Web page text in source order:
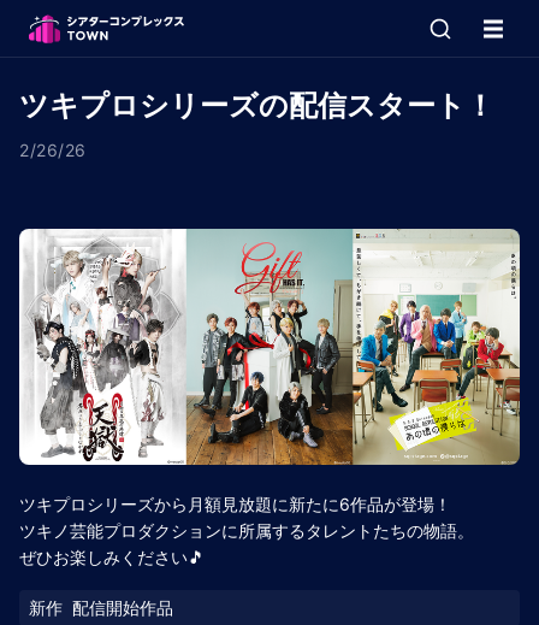
ツキプロシリーズの配信スタート！
2/26/26
ツキプロシリーズから月額見放題に新たに6作品が登場！
ツキノ芸能プロダクションに所属するタレントたちの物語。
ぜひお楽しみください🎵